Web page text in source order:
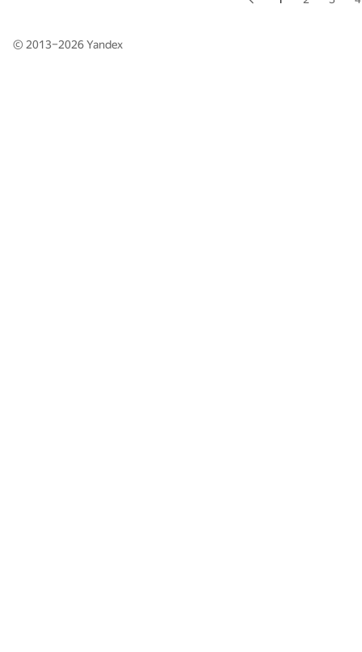
© 2013–2026Yandex